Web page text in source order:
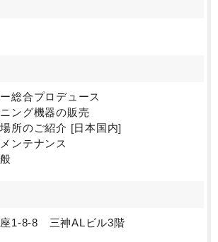
総合プロデュース
ング機器の販売
所のご紹介 [日本国内]
ンテナンス
1-8-8 三神ALビル3階